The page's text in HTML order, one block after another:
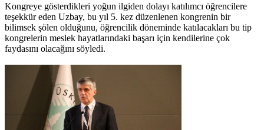
Kongreye gösterdikleri yoğun ilgiden dolayı katılımcı öğrencilere
teşekkür eden Uzbay, bu yıl 5. kez düzenlenen kongrenin bir
bilimsek şölen olduğunu, öğrencilik döneminde katılacakları bu tip
kongrelerin meslek hayatlarındaki başarı için kendilerine çok
faydasını olacağını söyledi.